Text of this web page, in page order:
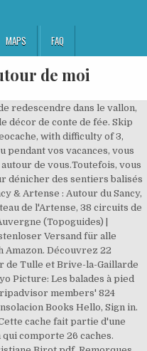
MAPS FAQ
de moi
redescendre dans le vallon,
décor de conte de fée. Skip
with difficulty of 3,
pendant vos vacances, vous
de vous.Toutefois, vous
dénicher des sentiers balisés
& Artense : Autour du Sancy,
de l'Artense, 38 circuits de
(Topoguides) |
Versand für alle
Amazon. Découvrez 22
de Tulle et Brive-la-Gaillarde
Picture: Les balades à pied
members' 824
Books Hello, Sign in.
cache fait partie d'une
comporte 26 caches.